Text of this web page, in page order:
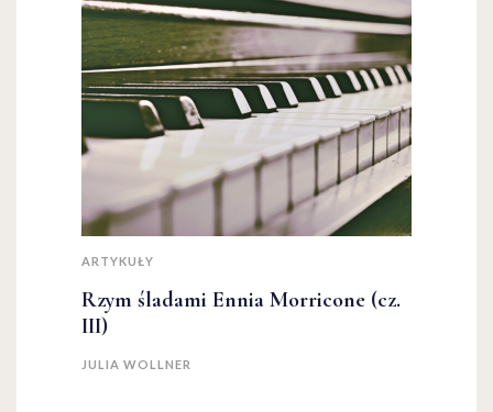
ARTYKUŁY
Rzym śladami Ennia Morricone (cz.
III)
JULIA WOLLNER